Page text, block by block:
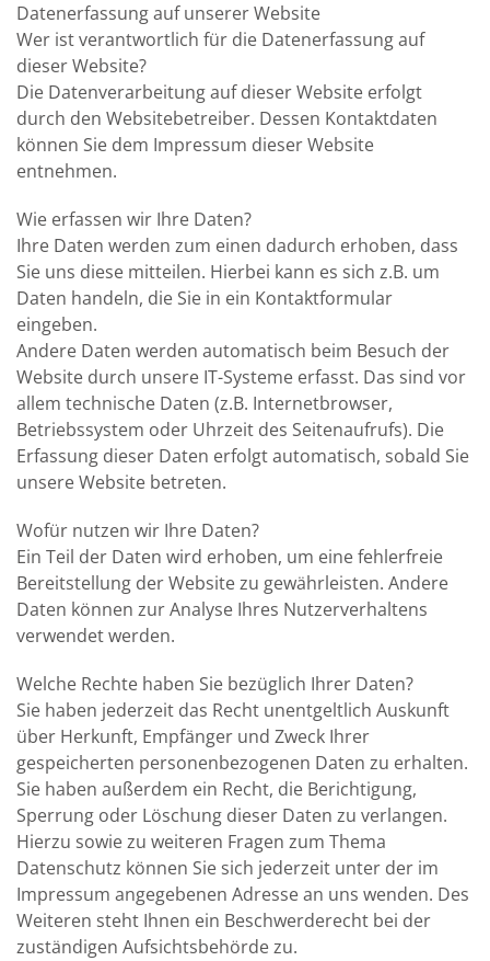
Datenerfassung auf unserer Website
Wer ist verantwortlich für die Datenerfassung auf
dieser Website?
Die Datenverarbeitung auf dieser Website erfolgt
durch den Websitebetreiber. Dessen Kontaktdaten
können Sie dem Impressum dieser Website
entnehmen.
Wie erfassen wir Ihre Daten?
Ihre Daten werden zum einen dadurch erhoben, dass
Sie uns diese mitteilen. Hierbei kann es sich z.B. um
Daten handeln, die Sie in ein Kontaktformular
eingeben.
Andere Daten werden automatisch beim Besuch der
Website durch unsere IT-Systeme erfasst. Das sind vor
allem technische Daten (z.B. Internetbrowser,
Betriebssystem oder Uhrzeit des Seitenaufrufs). Die
Erfassung dieser Daten erfolgt automatisch, sobald Sie
unsere Website betreten.
Wofür nutzen wir Ihre Daten?
Ein Teil der Daten wird erhoben, um eine fehlerfreie
Bereitstellung der Website zu gewährleisten. Andere
Daten können zur Analyse Ihres Nutzerverhaltens
verwendet werden.
Welche Rechte haben Sie bezüglich Ihrer Daten?
Sie haben jederzeit das Recht unentgeltlich Auskunft
über Herkunft, Empfänger und Zweck Ihrer
gespeicherten personenbezogenen Daten zu erhalten.
Sie haben außerdem ein Recht, die Berichtigung,
Sperrung oder Löschung dieser Daten zu verlangen.
Hierzu sowie zu weiteren Fragen zum Thema
Datenschutz können Sie sich jederzeit unter der im
Impressum angegebenen Adresse an uns wenden. Des
Weiteren steht Ihnen ein Beschwerderecht bei der
zuständigen Aufsichtsbehörde zu.